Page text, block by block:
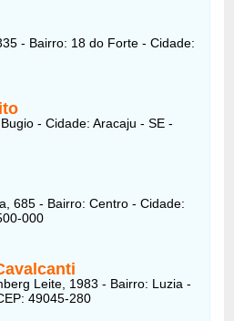
- Bairro: 18 do Forte - Cidade:
- Cidade: Aracaju - SE -
685 - Bairro: Centro - Cidade:
000
Leite, 1983 - Bairro: Luzia -
49045-280